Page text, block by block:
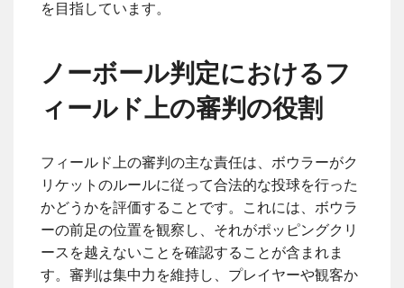
を目指しています。
ノーボール判定におけるフ
ィールド上の審判の役割
フィールド上の審判の主な責任は、ボウラーがク
リケットのルールに従って合法的な投球を行った
かどうかを評価することです。これには、ボウラ
ーの前足の位置を観察し、それがポッピングクリ
ースを越えないことを確認することが含まれま
す。審判は集中力を維持し、プレイヤーや観客か